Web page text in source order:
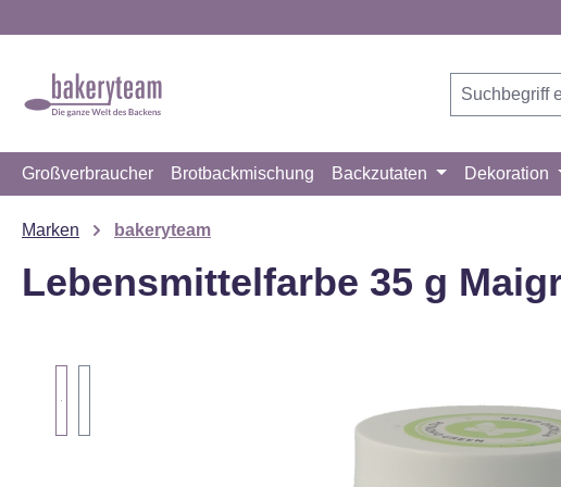
Großverbraucher Brotbackmischung Backzutaten Dekoration
Marken bakeryteam
Lebensmittelfarbe 35 g